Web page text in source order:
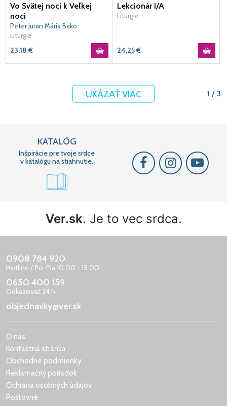
Vo Svätej noci k Veľkej
noci
Peter Juran Mária Bako
Liturgie
23,18 €
Lekcionár I/A
Liturgie
24,25€
UKÁZAŤ VIAC 1 / 3
KATALÓG
Inšpirácie pre tvoje srdce
v katalógu na stiahnutie.
Ver.sk. Je to vec srdca.
0908 784 920
Hotline / Po-Pia 10:00 - 15:00
0650 400 159
Odkazovač 24 h
objednavky@ver.sk
O nás
Kontaktná stránka
Obchodné podmienky
Reklamačný poriadok
Ochrana osobných údajov
Poštovné